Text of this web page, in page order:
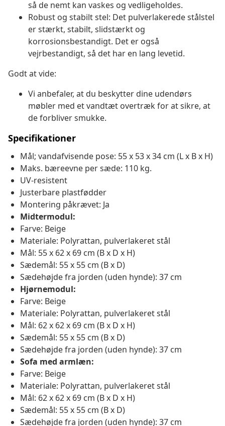
så de nemt kan vaskes og vedligeholdes.
Robust og stabilt stel: Det pulverlakerede stålstel
er stærkt, stabilt, slidstærkt og
korrosionsbestandigt. Det er også
vejrbestandigt, så det har en lang levetid.
Godt at vide:
Vi anbefaler, at du beskytter dine udendørs
møbler med et vandtæt overtræk for at sikre, at
de forbliver smukke.
Specifikationer
Mål; vandafvisende pose: 55 x 53 x 34 cm (L x B x H)
Maks. bæreevne per sæde: 110 kg.
UV-resistent
Justerbare plastfødder
Montering påkrævet: Ja
Midtermodul:
Farve: Beige
Materiale: Polyrattan, pulverlakeret stål
Mål: 55 x 62 x 69 cm (B x D x H)
Sædemål: 55 x 55 cm (B x D)
Sædehøjde fra jorden (uden hynde): 37 cm
Hjørnemodul:
Farve: Beige
Materiale: Polyrattan, pulverlakeret stål
Mål: 62 x 62 x 69 cm (B x D x H)
Sædemål: 55 x 55 cm (B x D)
Sædehøjde fra jorden (uden hynde): 37 cm
Sofa med armlæn:
Farve: Beige
Materiale: Polyrattan, pulverlakeret stål
Mål: 62 x 62 x 69 cm (B x D x H)
Sædemål: 55 x 55 cm (B x D)
Sædehøjde fra jorden (uden hynde): 37 cm